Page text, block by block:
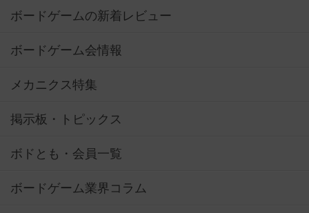
ボードゲームの新着レビュー
ボードゲーム会情報
メカニクス特集
掲示板・トピックス
ボドとも・会員一覧
ボードゲーム業界コラム